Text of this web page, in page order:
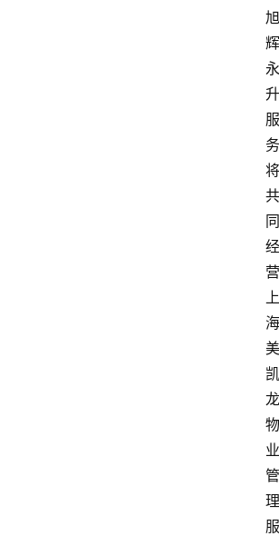
旭
辉
永
升
服
务
将
共
同
经
营
上
海
美
凯
龙
物
业
管
理
服